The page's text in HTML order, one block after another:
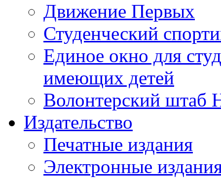
Движение Первых
Студенческий
Единое окно для
имеющих детей
Волонтерский штаб
Издательство
Печатные издания
Электронные